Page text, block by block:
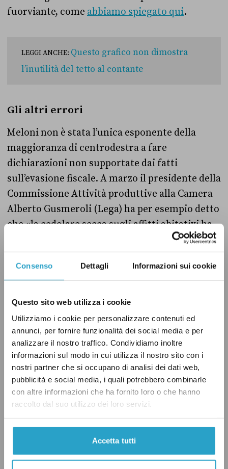
Consenso Dettagli Informazioni sui cookie
Questo sito web utilizza i cookie
Utilizziamo i cookie per personalizzare contenuti ed
annunci, per fornire funzionalità dei social media e per
analizzare il nostro traffico. Condividiamo inoltre
informazioni sul modo in cui utilizza il nostro sito con i
nostri partner che si occupano di analisi dei dati web,
pubblicità e social media, i quali potrebbero combinarle
con altre informazioni che ha fornito loro o che hanno
raccolto dal suo utilizzo dei loro servizi.
Accetta tutti
fuorviante, come abbiamo spiegato qui.
LEGGI ANCHE: Questo grafico non dimostra
l’inutilità del tetto al contante
Gli altri errori
Meloni non è stata l’unica esponente della
maggioranza di centrodestra a fare
dichiarazioni non supportate dai fatti
sull’evasione fiscale. A marzo il presidente della
Commissione Attività produttive alla Camera
Alberto Gusmeroli (Lega) ha per esempio detto
che «la cedolare secca sugli affitti abitativi ha
fatto scomparire completamente il sommerso
degli affitti abitativi».Non è vero: la cedolare
secca, che permette di pagare un’imposta
dagli affitti, ha contribuito a far calare
l’evasione dei canoni di locazione, ma non l’ha
azzerata. In più l’emersione del sommerso non
è bastata per compensare il calo delle entrate
per lo Stato dovuto all’introduzione di un’unica
aliquota più vantaggiosa, di cui tra l’altro
hanno beneficiato soprattutto i più ricchi.